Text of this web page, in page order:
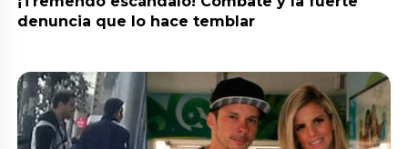
denuncia que lo hace temblar